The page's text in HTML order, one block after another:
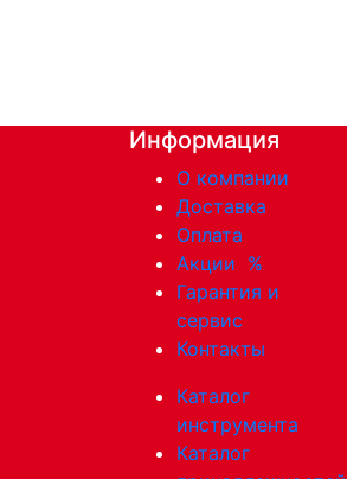
Информация
О компании
Доставка
Оплата
Акции %
Гарантия и
сервис
Контакты
Каталог
инструмента
Каталог